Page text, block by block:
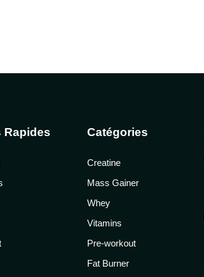
Rapides Catégories
Creatine
Mass Gainer
Whey
Vitamins
Pre-workout
Fat Burner